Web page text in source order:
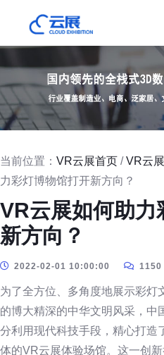
当前位置： VR云展首页 /VR云
力彩灯博物馆打开新方向？
VR云展如何助力
新方向？
2022-02-01 10:00:00 1150
为了全方位、多角度地展示彩灯
的博大精深的中华文明风采，中
分利用现代科技手段，精心打造
体的VR云展体验场馆。这一创